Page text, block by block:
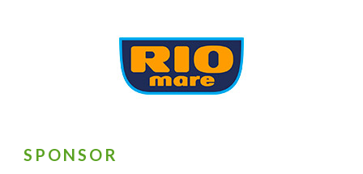
SPONSOR